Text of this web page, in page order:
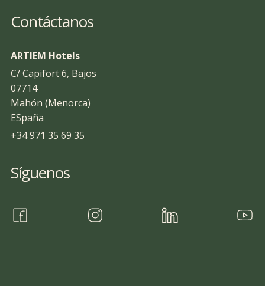
Contáctanos
ARTIEM Hotels
C/ Capifort 6, Bajos
07714
Mahón (Menorca)
ESpaña
+34 971 35 69 35
Síguenos